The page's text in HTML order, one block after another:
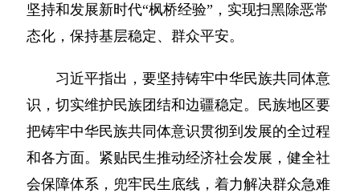
坚持和发展新时代“枫桥经验”，实现扫黑除恶常
态化，保持基层稳定、群众平安。
习近平指出，要坚持铸牢中华民族共同体意
识，切实维护民族团结和边疆稳定。民族地区要
把铸牢中华民族共同体意识贯彻到发展的全过程
和各方面。紧贴民生推动经济社会发展，健全社
会保障体系，兜牢民生底线，着力解决群众急难